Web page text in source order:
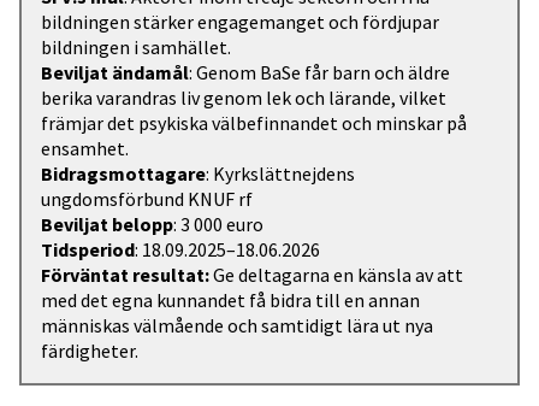
bildningen stärker engagemanget och fördjupar
bildningen i samhället.
Beviljat ändamål: Genom BaSe får barn och äldre
berika varandras liv genom lek och lärande, vilket
främjar det psykiska välbefinnandet och minskar på
ensamhet.
Bidragsmottagare: Kyrkslättnejdens
ungdomsförbund KNUF rf
Beviljat belopp: 3 000 euro
Tidsperiod: 18.09.2025–18.06.2026
Förväntat resultat:Ge deltagarna en känsla av att
med det egna kunnandet få bidra till en annan
människas välmående och samtidigt lära ut nya
färdigheter.